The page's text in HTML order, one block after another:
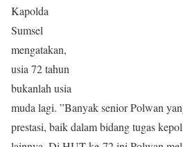
Kapolda
Sumsel
mengatakan,
usia 72 tahun
bukanlah usia
muda lagi. ”Banyak senior Polwan
prestasi, baik dalam bidang tugas